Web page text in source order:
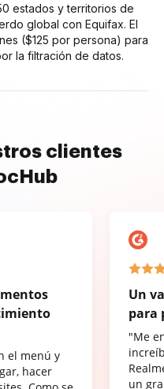
estados y territorios de
global con Equifax. El
($125 por persona) para
la filtración de datos.
clientes
el menú y
hacer
Un
para
"Me
un